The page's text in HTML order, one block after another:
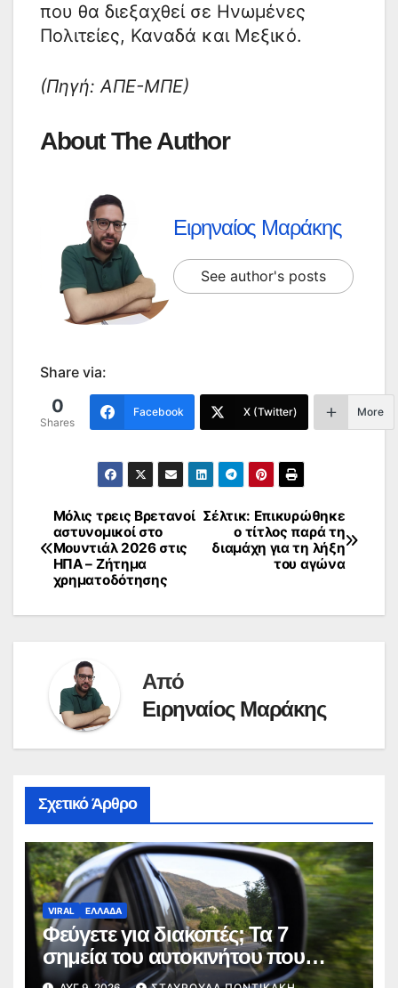
που θα διεξαχθεί σε Ηνωμένες
Πολιτείες, Καναδά και Μεξικό.
(Πηγή: ΑΠΕ-ΜΠΕ)
About The Author
Ειρηναίος Μαράκης
See author's posts
Share via:
0
Shares
Facebook X (Twitter) More
Πλοήγηση
άρθρων
Σέλτικ: Επικυρώθηκε
ο τίτλος παρά τη
διαμάχη για τη λήξη
του αγώνα
Μόλις τρεις Βρετανοί
αστυνομικοί στο
Μουντιάλ 2026 στις
ΗΠΑ – Ζήτημα
χρηματοδότησης
Από
Ειρηναίος Μαράκης
Σχετικό Άρθρο
VIRAL ΕΛΛΑΔΑ
Φεύγετε για διακοπές; Τα 7
σημεία του αυτοκινήτου που
πρέπει να ελέγξετε πριν από το